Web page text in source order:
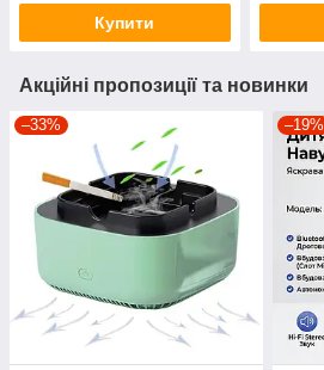
Купити
Акційні пропозиції та новинки
–33% –19%